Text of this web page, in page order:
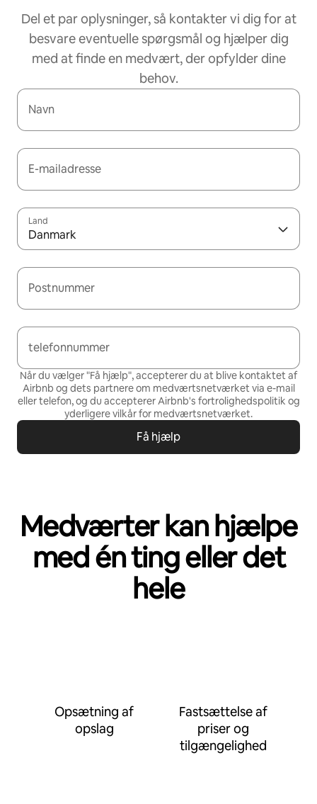
Del et par oplysninger, så kontakter vi dig for at
besvare eventuelle spørgsmål og hjælper dig
med at finde en medvært, der opfylder dine
behov.
Navn
E-mailadresse
Land
Danmark
Postnummer
telefonnummer
Når du vælger "Få hjælp", accepterer du at blive kontaktet af
Airbnb og dets partnere om medværtsnetværket via e-mail
eller telefon, og du accepterer Airbnb's fortrolighedspolitik og
yderligere vilkår for medværtsnetværket.
Få hjælp
Medværter kan hjælpe
med én ting eller det
hele
Opsætning af
opslag
Fastsættelse af
priser og
tilgængelighed